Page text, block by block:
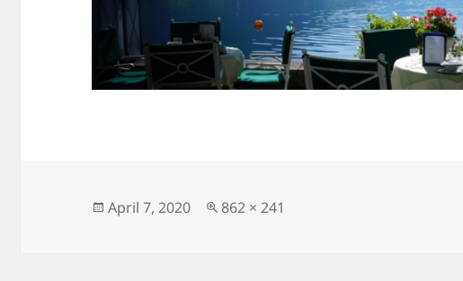
Veröffentlicht
April 7, 2020 Originalgröße
862 × 241